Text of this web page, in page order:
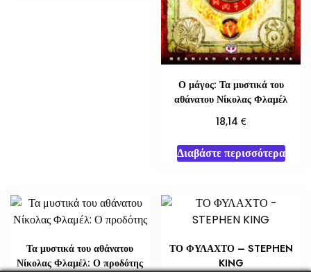
Ο μάγος: Τα μυστικά του
αθάνατου Νίκολας Φλαμέλ
18,14 €
Διαβάστε περισσότερα
Τα μυστικά του αθάνατου
Νίκολας Φλαμέλ: Ο προδότης
ΤΟ ΦΥΛΑΧΤΟ – STEPHEN
KING